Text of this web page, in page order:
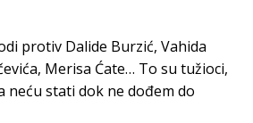
protiv Dalide Burzić, Vahida
Merisa Ćate… To su tužioci,
neću stati dok ne dođem do